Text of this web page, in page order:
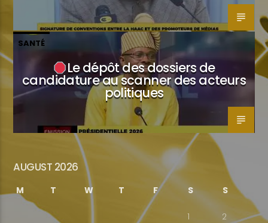
SANTÉ
Le dépôt des dossiers de
candidature au scanner des acteurs
politiques
AUGUST 2026
M T W T F S S
1
2